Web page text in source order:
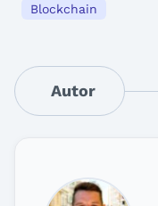
Blockchain
Autor